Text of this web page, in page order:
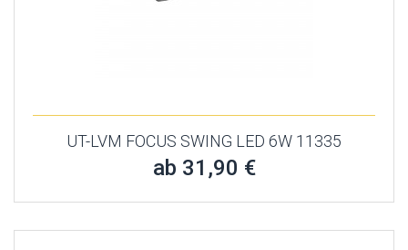
UT-LVM FOCUS SWING LED 6W 11335
ab 31,90 €